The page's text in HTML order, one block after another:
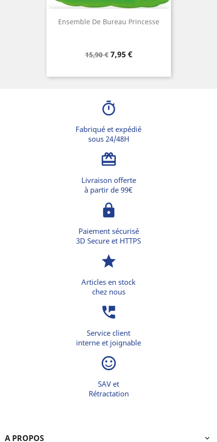
Ensemble De Bureau Princesse
Prix
15,90 € Prix
7,95 €
timer
Fabriqué et expédié
sous 24/48H
card_giftcard
Livraison offerte
à partir de 99€
lock
Paiement sécurisé
3D Secure et HTTPS
star
Articles en stock
chez nous
perm_phone_msg
Service client
interne et joignable
sentiment_satisfied_alt
SAV et
Rétractation
A PROPOS 